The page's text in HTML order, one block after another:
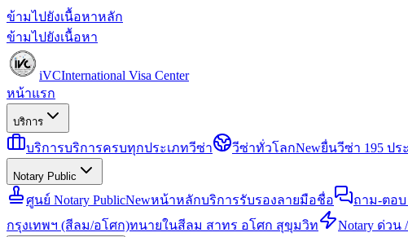
ข้ามไปยังเนื้อหาหลัก
ข้ามไปยังเนื้อหา
iVCInternational Visa Center
หน้าแรก
บริการ
บริการบริการครบทุกประเภทวีซ่า วีซ่าทั่วโลกNewยื่นวีซ่า 195 ปร
Notary Public
ศูนย์ Notary PublicNewหน้าหลักบริการรับรองลายมือชื่อ ถาม-ตอบ
กรุงเทพฯ (สีลม/อโศก)ทนายในสีลม สาทร อโศก สุขุมวิท Notary ด่วน